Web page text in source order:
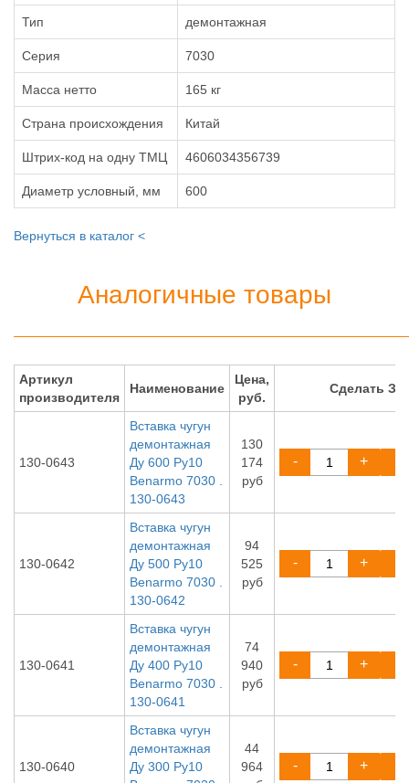
Тип демонтажная
Серия 7030
Масса нетто 165 кг
Страна происхождения Китай
Штрих-код на одну ТМЦ 4606034356739
Диаметр условный, мм 600
Вернуться в каталог <
Аналогичные товары
Артикул
производителя
Наименование
Цена,
руб.
Сделать
130-0643
Вставка чугун
демонтажная
Ду 600 Ру10
Benarmo 7030 .
130-0643
130
174
руб
- +
130-0642
Вставка чугун
демонтажная
Ду 500 Ру10
Benarmo 7030 .
130-0642
94
525
руб
- +
130-0641
Вставка чугун
демонтажная
Ду 400 Ру10
Benarmo 7030 .
130-0641
74
940
руб
- +
130-0640
Вставка чугун
демонтажная
Ду 300 Ру10
44
964
- +